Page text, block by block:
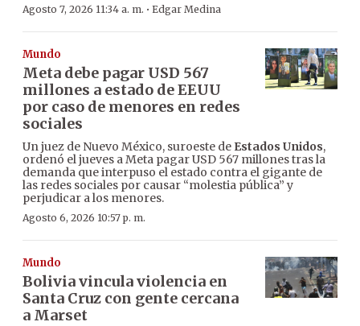
Agosto 7, 2026 11:34 a. m. · Edgar Medina
Mundo
Meta debe pagar USD 567
millones a estado de EEUU
por caso de menores en redes
sociales
Un juez de Nuevo México, suroeste de Estados Unidos,
ordenó el jueves a Meta pagar USD 567 millones tras la
demanda que interpuso el estado contra el gigante de
las redes sociales por causar “molestia pública” y
perjudicar a los menores.
Agosto 6, 2026 10:57 p. m.
Mundo
Bolivia vincula violencia en
Santa Cruz con gente cercana
a Marset